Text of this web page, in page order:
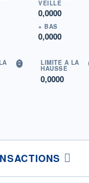
VEILLE
0,0000
+ BAS
0,0000
LIMITE À LA
HAUSSE
0,0000